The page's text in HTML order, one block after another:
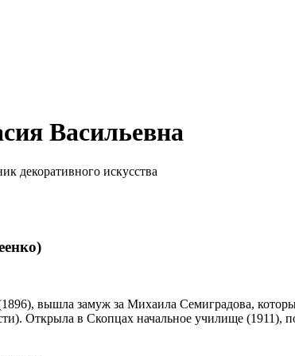
Васильевна
декоративного искусства
вышла замуж за Михаила Семиградова,
Открыла в Скопцах начальное училище (1911),